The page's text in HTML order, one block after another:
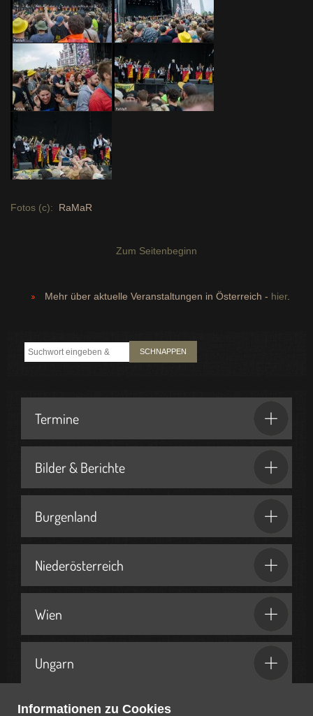
Informationen zu Cookies
Fotos (c): RaMaR
Zum Seitenbeginn
Mehr über aktuelle Veranstaltungen in Österreich - hier.
SCHNAPPEN
Termine
Bilder & Berichte
Burgenland
Niederösterreich
Wien
Ungarn
Geschenkideen & Partner